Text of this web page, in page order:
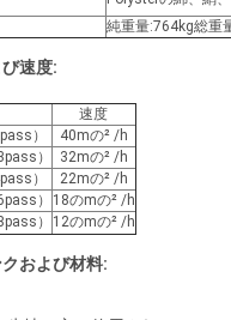
純重量:764kg総重
速度:
速度
）
40mの²/h
）
32mの²/h
）
22mの²/h
）
18のmの²/h
）
12のmの²/h
および材料: